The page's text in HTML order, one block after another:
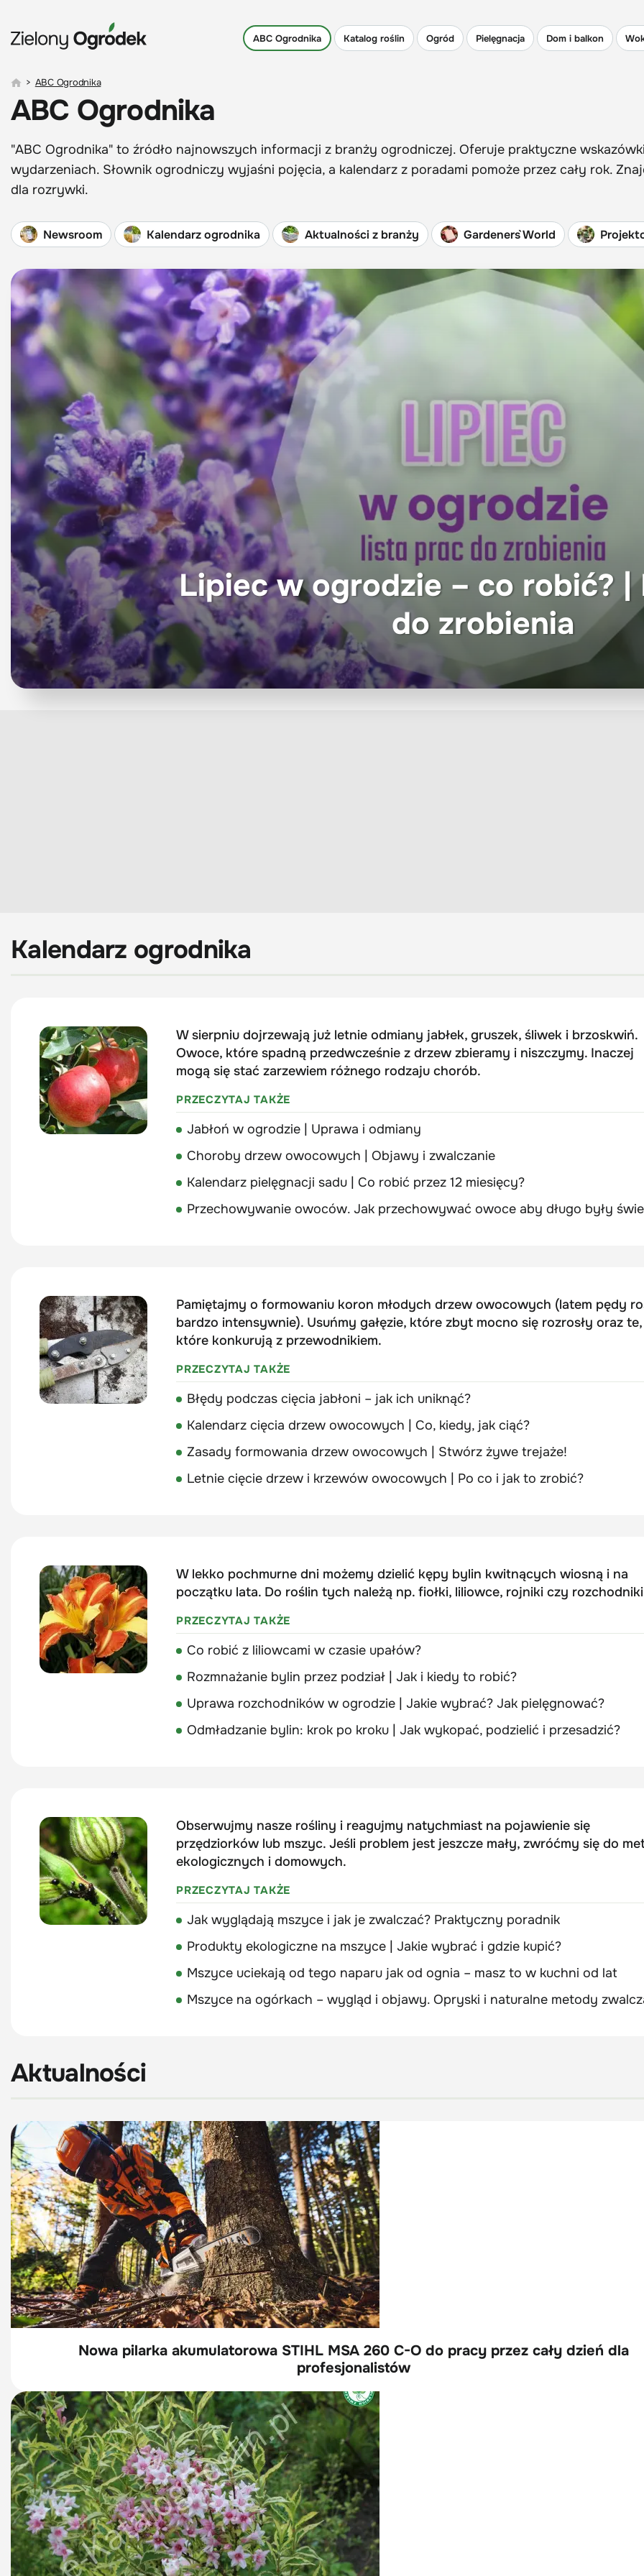
ABC Ogrodnika Katalog roślin Ogród Pielęgnacja Dom i balkon
> ABC Ogrodnika
ABC Ogrodnika
"ABC Ogrodnika" to źródło najnowszych informacji z branży ogrodniczej. Oferuje praktyczne
wydarzeniach. Słownik ogrodniczy wyjaśni pojęcia, a kalendarz z poradami pomoże przez cały rok.
dla rozrywki.
Newsroom Kalendarz ogrodnika Aktualności z branży Gardeners` World
Lipiec w ogrodzie – co robić? |
do zrobienia
Kalendarz ogrodnika
W sierpniu dojrzewają już letnie odmiany jabłek, gruszek, śliwek i brzoskwiń.
Owoce, które spadną przedwcześnie z drzew zbieramy i niszczymy. Inaczej
mogą się stać zarzewiem różnego rodzaju chorób.
PRZECZYTAJ TAKŻE
Jabłoń w ogrodzie | Uprawa i odmiany
Choroby drzew owocowych | Objawy i zwalczanie
Kalendarz pielęgnacji sadu | Co robić przez 12 miesięcy?
Przechowywanie owoców. Jak przechowywać owoce aby długo były
Pamiętajmy o formowaniu koron młodych drzew owocowych (latem pędy
bardzo intensywnie). Usuńmy gałęzie, które zbyt mocno się rozrosły oraz te,
które konkurują z przewodnikiem.
PRZECZYTAJ TAKŻE
Błędy podczas cięcia jabłoni – jak ich uniknąć?
Kalendarz cięcia drzew owocowych | Co, kiedy, jak ciąć?
Zasady formowania drzew owocowych | Stwórz żywe trejaże!
Letnie cięcie drzew i krzewów owocowych | Po co i jak to zrobić?
W lekko pochmurne dni możemy dzielić kępy bylin kwitnących wiosną i na
początku lata. Do roślin tych należą np. fiołki, liliowce, rojniki czy
PRZECZYTAJ TAKŻE
Co robić z liliowcami w czasie upałów?
Rozmnażanie bylin przez podział | Jak i kiedy to robić?
Uprawa rozchodników w ogrodzie | Jakie wybrać? Jak pielęgnować?
Odmładzanie bylin: krok po kroku | Jak wykopać, podzielić i przesadzić?
Obserwujmy nasze rośliny i reagujmy natychmiast na pojawienie się
przędziorków lub mszyc. Jeśli problem jest jeszcze mały, zwróćmy się do
ekologicznych i domowych.
PRZECZYTAJ TAKŻE
Jak wyglądają mszyce i jak je zwalczać? Praktyczny poradnik
Produkty ekologiczne na mszyce | Jakie wybrać i gdzie kupić?
Mszyce uciekają od tego naparu jak od ognia – masz to w kuchni od lat
Mszyce na ogórkach – wygląd i objawy. Opryski i naturalne metody
Aktualności
Nowa pilarka akumulatorowa STIHL MSA 260 C-O do pracy przez cały dzień dla
profesjonalistów